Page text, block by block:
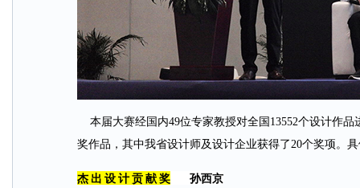
本届大赛经国内49位专家教授对全国13552个设计作
奖作品，其中我省设计师及设计企业获得了20个奖项。
杰 出 设 计 贡 献 奖 孙西京